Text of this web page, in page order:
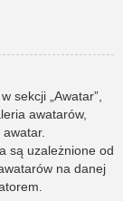
sekcji „Awatar”,
awatarów,
są uzależnione od
na danej